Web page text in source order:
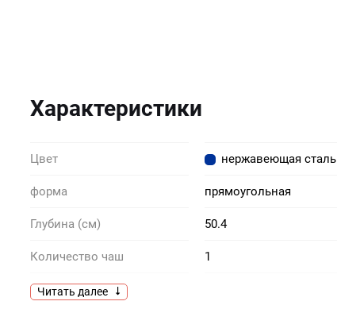
Характеристики
Цвет нержавеющая сталь
форма прямоугольная
Глубина (см) 50.4
Количество чаш 1
Комплектация
Читать далее